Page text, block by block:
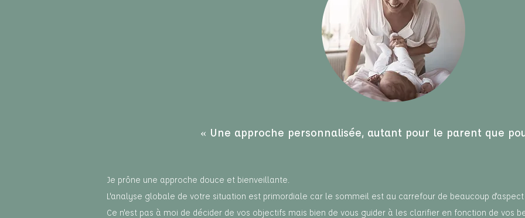
« Une approche personnalisée, autant pour le parent que
Je prône une approche douce et bienveillante.
L'analyse globale de votre situation est primordiale car le sommeil est au carrefour de beaucoup d'aspect
Ce n'est pas à moi de décider de vos objectifs mais bien de vous guider à les clarifier en fonction de vos